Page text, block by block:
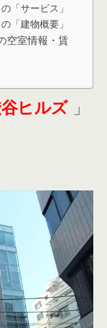
「サービス」
「建物概要」
空室情報・賃
ヒルズ 」